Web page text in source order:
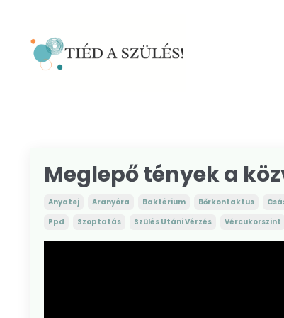
Meglepő tények a
Anyatej Aranyóra Baktérium Bőrkontaktus
Ppd
Szoptatás Szülés Utáni Vérzés Vércukorszint